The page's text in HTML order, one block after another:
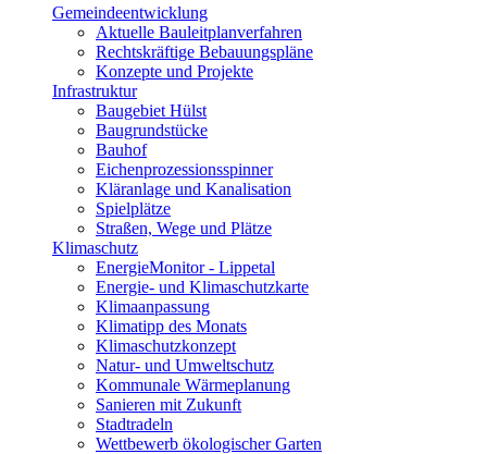
Gemeindeentwicklung
Aktuelle Bauleitplanverfahren
Rechtskräftige Bebauungspläne
Konzepte und Projekte
Infrastruktur
Baugebiet Hülst
Baugrundstücke
Bauhof
Eichenprozessionsspinner
Kläranlage und Kanalisation
Spielplätze
Straßen, Wege und Plätze
Klimaschutz
EnergieMonitor - Lippetal
Energie- und Klimaschutzkarte
Klimaanpassung
Klimatipp des Monats
Klimaschutzkonzept
Natur- und Umweltschutz
Kommunale Wärmeplanung
Sanieren mit Zukunft
Stadtradeln
Wettbewerb ökologischer Garten